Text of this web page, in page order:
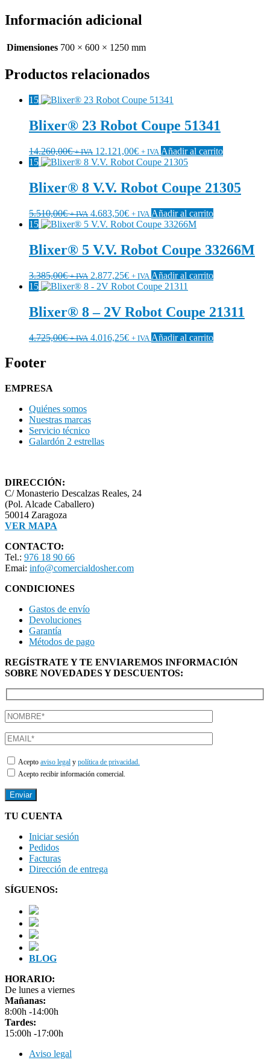
Información adicional
Dimensiones 700 × 600 × 1250 mm
Productos relacionados
15
Blixer® 23 Robot Coupe 51341
14.260,00€ + IVA 12.121,00€ + IVA Añadir al carrito
15
Blixer® 8 V.V. Robot Coupe 21305
5.510,00€ + IVA 4.683,50€ + IVA Añadir al carrito
15
Blixer® 5 V.V. Robot Coupe 33266M
3.385,00€ + IVA 2.877,25€ + IVA Añadir al carrito
15
Blixer® 8 – 2V Robot Coupe 21311
4.725,00€ + IVA 4.016,25€ + IVA Añadir al carrito
Footer
EMPRESA
Quiénes somos
Nuestras marcas
Servicio técnico
Galardón 2 estrellas
DIRECCIÓN:
C/ Monasterio Descalzas Reales, 24
(Pol. Alcade Caballero)
50014 Zaragoza
VER MAPA
CONTACTO:
Tel.: 976 18 90 66
Emai: info@comercialdosher.com
CONDICIONES
Gastos de envío
Devoluciones
Garantía
Métodos de pago
REGÍSTRATE Y TE ENVIAREMOS INFORMACIÓN
SOBRE NOVEDADES Y DESCUENTOS:
Acepto aviso legal y política de privacidad.
Acepto recibir información comercial.
TU CUENTA
Iniciar sesión
Pedidos
Facturas
Dirección de entrega
SÍGUENOS:
BLOG
HORARIO:
De lunes a viernes
Mañanas:
8:00h -14:00h
Tardes:
15:00h -17:00h
Aviso legal